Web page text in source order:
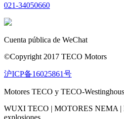
021-34050660
Cuenta pública de WeChat
©Copyright 2017 TECO Motors
沪ICP备16025861号
Motores TECO y TECO-
WUXI TECO | MOTORES NEMA |
explosiones